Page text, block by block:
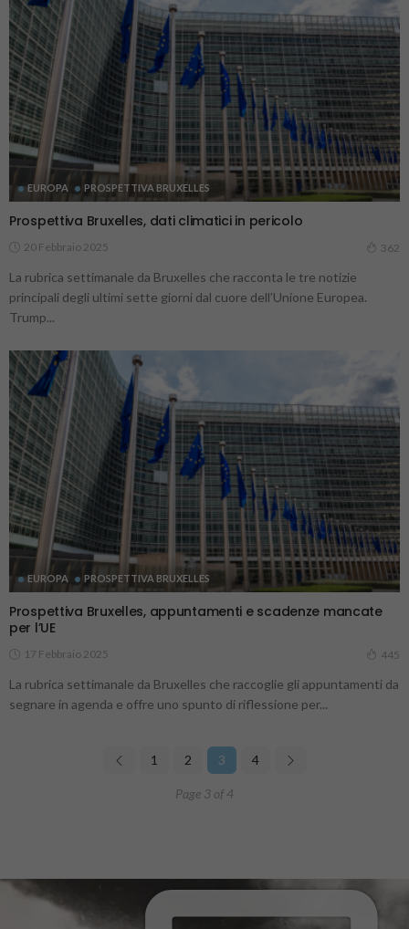
EUROPA PROSPETTIVA BRUXELLES
Prospettiva Bruxelles, dati climatici in pericolo
20 Febbraio 2025 362
La rubrica settimanale da Bruxelles che racconta le tre notizie
principali degli ultimi sette giorni dal cuore dell’Unione Europea.
Trump...
EUROPA PROSPETTIVA BRUXELLES
Prospettiva Bruxelles, appuntamenti e scadenze mancate
per l’UE
17 Febbraio 2025 445
La rubrica settimanale da Bruxelles che raccoglie gli appuntamenti da
segnare in agenda e offre uno spunto di riflessione per...
1 2 3 4
Page 3 of 4